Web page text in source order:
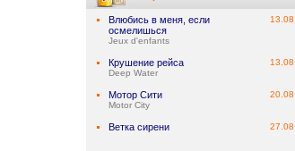
Влюбись в меня, если
осмелишься
Jeux d'enfants
13.08
Крушение рейса
Deep Water
13.08
Мотор Сити
Motor City
20.08
Ветка сирени 27.08